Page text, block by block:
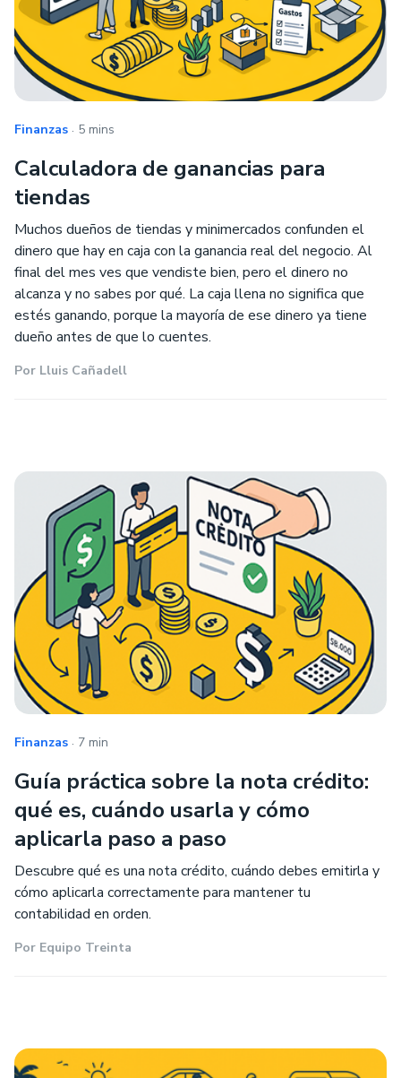
Finanzas . 5 mins
Calculadora de ganancias para
tiendas
Muchos dueños de tiendas y minimercados confunden el
dinero que hay en caja con la ganancia real del negocio. Al
final del mes ves que vendiste bien, pero el dinero no
alcanza y no sabes por qué. La caja llena no significa que
estés ganando, porque la mayoría de ese dinero ya tiene
dueño antes de que lo cuentes.
Por Lluis Cañadell
Finanzas . 7 min
Guía práctica sobre la nota crédito:
qué es, cuándo usarla y cómo
aplicarla paso a paso
Descubre qué es una nota crédito, cuándo debes emitirla y
cómo aplicarla correctamente para mantener tu
contabilidad en orden.
Por Equipo Treinta